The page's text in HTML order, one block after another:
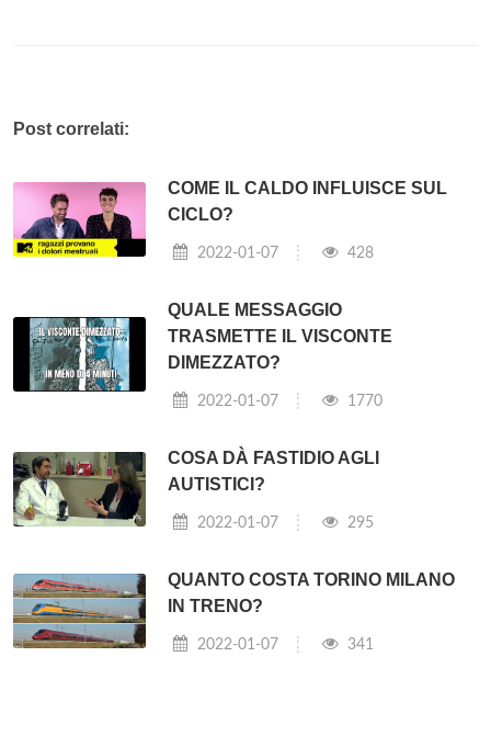
Post correlati:
COME IL CALDO INFLUISCE SUL
CICLO?
2022-01-07 428
QUALE MESSAGGIO
TRASMETTE IL VISCONTE
DIMEZZATO?
2022-01-07 1770
COSA DÀ FASTIDIO AGLI
AUTISTICI?
2022-01-07 295
QUANTO COSTA TORINO MILANO
IN TRENO?
2022-01-07 341